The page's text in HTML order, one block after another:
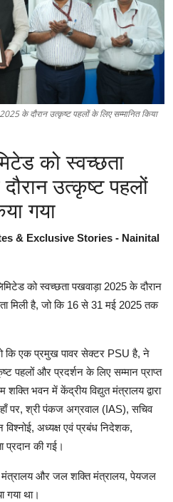
के दौरान उत्कृष्ट पहलों के लिए सम्मानित किया
को स्वच्छता
उत्कृष्ट पहलों
गया
& Exclusive Stories - Nainital
को स्वच्छता पखवाड़ा 2025 के दौरान
मिली है, जो कि 16 से 31 मई 2025 तक
कि एक प्रमुख पावर सेक्टर PSU है, ने
पहलों और प्रदर्शन के लिए सम्मान प्राप्त
भवन में केंद्रीय विद्युत मंत्रालय द्वारा
पर, श्री पंकज अग्रवाल (IAS), सचिव
विश्नोई, अध्यक्ष एवं प्रबंध निदेशक,
प्रदान की गई।
मंत्रालय और जल शक्ति मंत्रालय, पेयजल
गया था।